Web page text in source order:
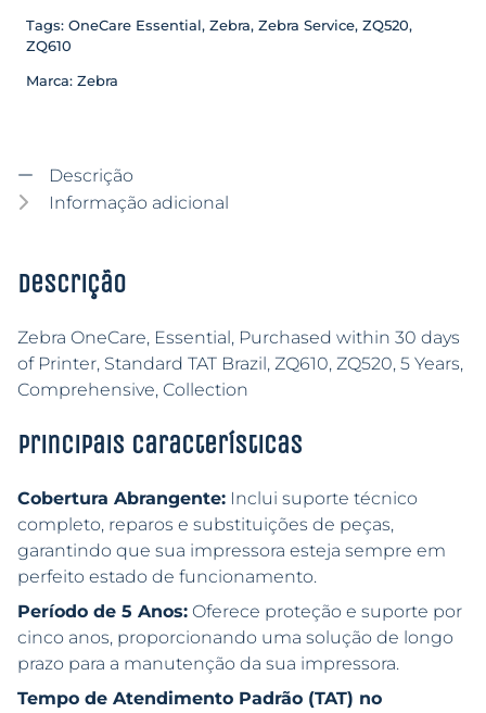
Tags: OneCare Essential, Zebra, Zebra Service, ZQ520,
ZQ610
Marca: Zebra
Descrição
Informação adicional
Descrição
Zebra OneCare, Essential, Purchased within 30 days
of Printer, Standard TAT Brazil, ZQ610, ZQ520, 5 Years,
Comprehensive, Collection
Principais características
Cobertura Abrangente: Inclui suporte técnico
completo, reparos e substituições de peças,
garantindo que sua impressora esteja sempre em
perfeito estado de funcionamento.
Período de 5 Anos: Oferece proteção e suporte por
cinco anos, proporcionando uma solução de longo
prazo para a manutenção da sua impressora.
Tempo de Atendimento Padrão (TAT) no